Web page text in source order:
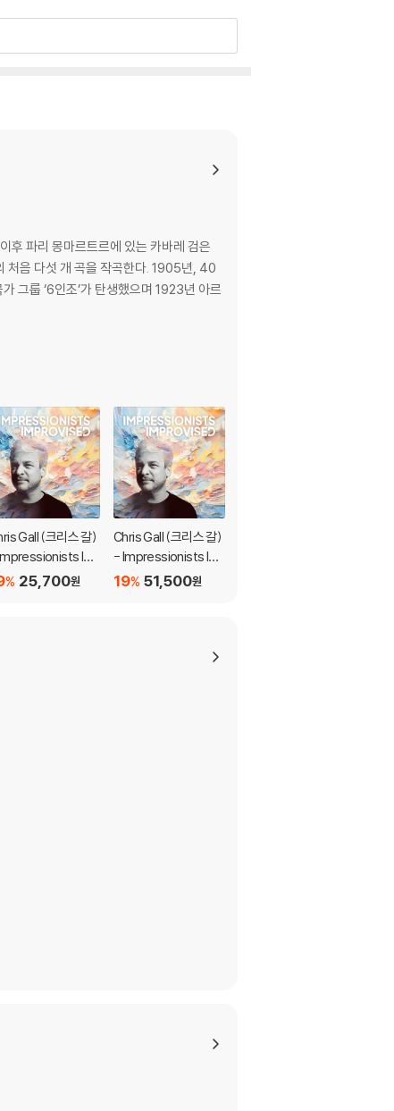
후 파리 몽마르트르에 있는 카바레 검은
처음 다섯 개 곡을 작곡한다. 1905년, 40
그룹 ‘6인조’가 탄생했으며 1923년 아르
Gall (크리스 갈)
Im
25,700원
%
Chris Gall (크리스 갈)
- Impressionists Im
provised [LP]
51,500원
19%